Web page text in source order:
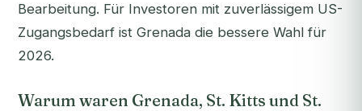
Bearbeitung. Für Investoren mit zuverlässigem US-
Zugangsbedarf ist Grenada die bessere Wahl für
2026.
Warum waren Grenada, St. Kitts und St.